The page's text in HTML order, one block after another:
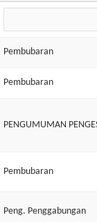
Pembubaran
Pembubaran
PENGUMUMAN
Pembubaran
Peng. Penggabungan